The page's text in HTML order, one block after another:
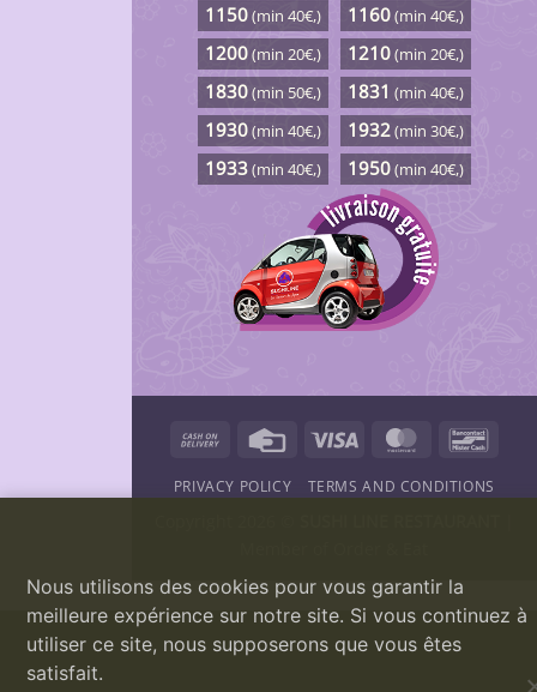
1150(min 40€,) 1160(min 40€,)
1200(min 20€,) 1210(min 20€,)
1830(min 50€,) 1831 (min 40€,)
1930(min 40€,) 1932(min 30€,)
1933(min 40€,) 1950(min 40€,)
Cash
Delivery
Credit
Visa MasterCard
PRIVACY POLICY TERMS AND CONDITIONS
Nous utilisons des cookies pour vous garantir la
meilleure expérience sur notre site. Si vous continuez à
utiliser ce site, nous supposerons que vous êtes
satisfait.